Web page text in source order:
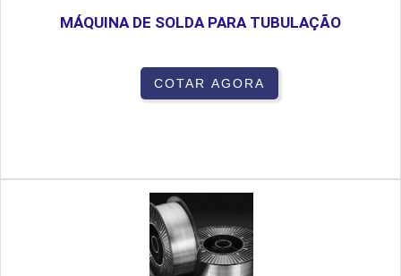
MÁQUINA DE SOLDA PARA TUBULAÇÃO
COTAR AGORA